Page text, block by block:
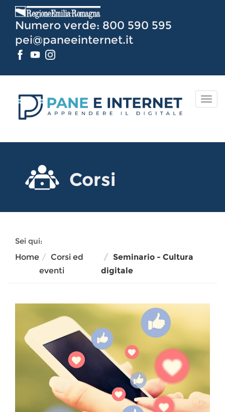
Contenuto
Numero verde: 800 590 595
pei@paneeinternet.it
Corsi
Sei qui:
Home
Corsi ed
eventi
Seminario - Cultura
digitale